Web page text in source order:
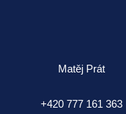
Matěj Prát
+420 777 161 363